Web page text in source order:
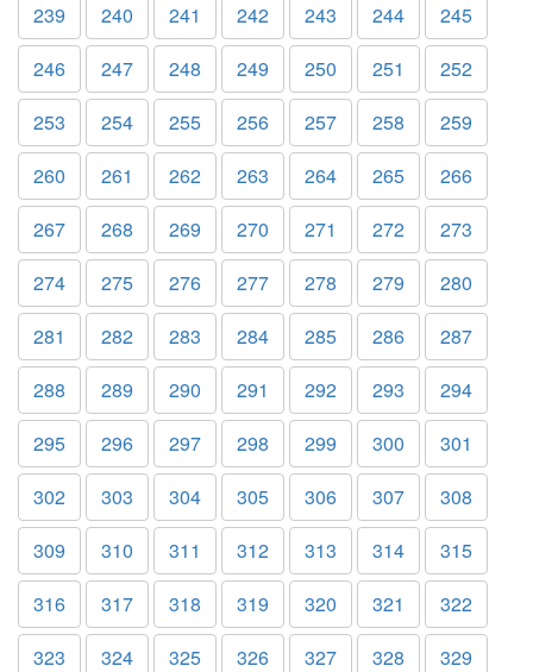
239
240 241 242 243 244
245
246
247 248 249 250 251
252
253
254 255 256 257 258
259
260
261 262 263 264 265
266
267
268 269 270 271 272
273
274
275 276 277 278 279
280
281
282 283 284 285 286
287
288
289 290 291 292 293
294
295
296 297 298 299 300
301
302
303 304 305 306 307
308
309
310 311 312 313 314
315
316
317 318 319 320 321
322
323
324 325 326 327 328
329